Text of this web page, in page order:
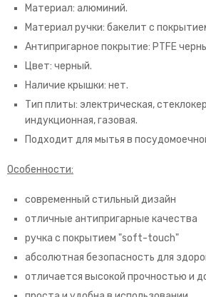
Материал: алюминий.
Материал ручки: бакелит с
Антипригарное покрытие: PTFE
Цвет: черный.
Наличие крышки: нет.
Тип плиты: электрическая,
индукционная, газовая.
Подходит для мытья в
Особенности:
современный стильный дизайн
отличные антипригарные качества
ручка с покрытием "soft-touch"
абсолютная безопасность для
отличается высокой прочностью и